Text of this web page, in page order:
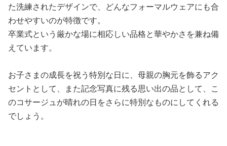
た洗練されたデザインで、どんなフォーマルウェアにも合
わせやすいのが特徴です。
卒業式という厳かな場に相応しい品格と華やかさを兼ね備
えています。
お子さまの成長を祝う特別な日に、母親の胸元を飾るアク
セントとして、また記念写真に残る思い出の品として、こ
のコサージュが晴れの日をさらに特別なものにしてくれる
でしょう。